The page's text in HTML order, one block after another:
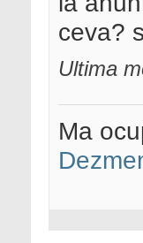
ceva?
Ultima
Ma